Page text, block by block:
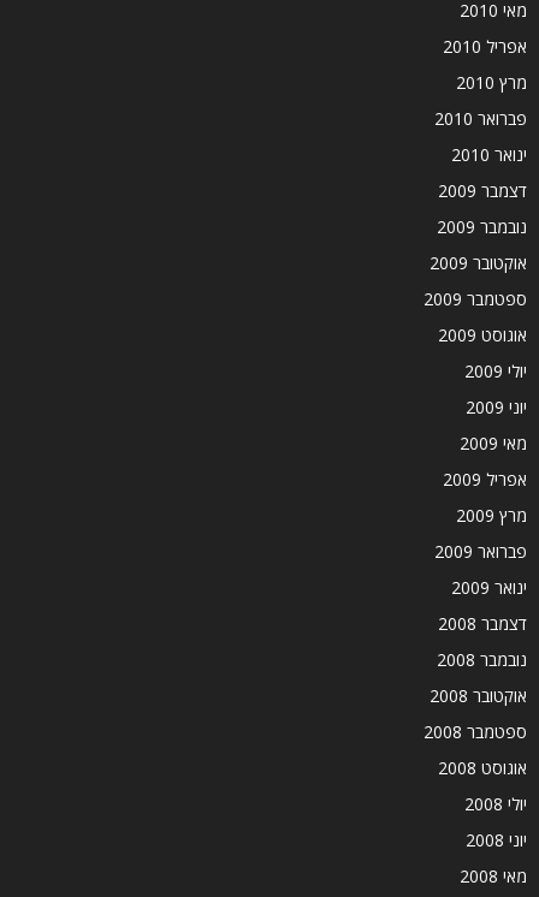
מאי 2010
אפריל 2010
מרץ 2010
פברואר 2010
ינואר 2010
דצמבר 2009
נובמבר 2009
אוקטובר 2009
ספטמבר 2009
אוגוסט 2009
יולי 2009
יוני 2009
מאי 2009
אפריל 2009
מרץ 2009
פברואר 2009
ינואר 2009
דצמבר 2008
נובמבר 2008
אוקטובר 2008
ספטמבר 2008
אוגוסט 2008
יולי 2008
יוני 2008
מאי 2008